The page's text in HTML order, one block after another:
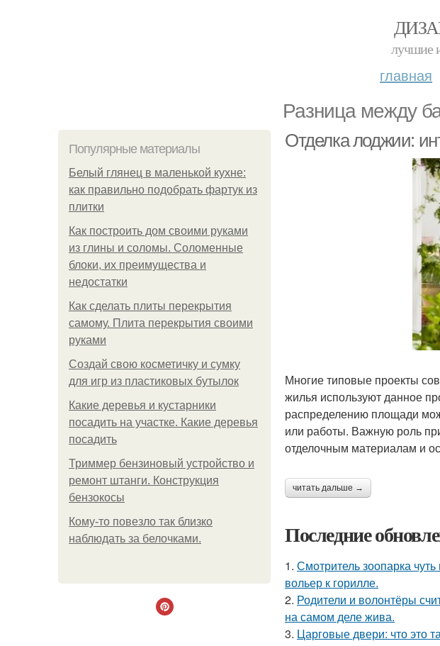
лучшие
главная
Разница между
Популярные материалы
Белый глянец в маленькой кухне:
как правильно подобрать фартук из
плитки
Как построить дом своими руками
из глины и соломы. Соломенные
блоки, их преимущества и
недостатки
Как сделать плиты перекрытия
самому. Плита перекрытия своими
руками
Создай свою косметичку и сумку
для игр из пластиковых бутылок
Какие деревья и кустарники
посадить на участке. Какие деревья
посадить
Триммер бензиновый устройство и
ремонт штанги. Конструкция
бензокосы
Кому-то повезло так близко
наблюдать за белочками.
Отделка лоджии:
Многие типовые проекты
жилья используют данное
распределению площади
или работы. Важную роль
отделочным материалам и
читать дальше →
Последние
1. Смотритель зоопарка
вольер к горилле.
2. Родители и волонтёры
на самом деле жива.
3. Царговые двери: что это